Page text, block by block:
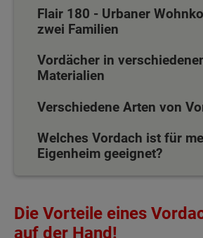
Flair 180 - Urbaner
zwei Familien
Vordächer in
Materialien
Verschiedene Arten von
Welches Vordach ist für
Eigenheim geeignet?
Die Vorteile eines
auf der Hand!